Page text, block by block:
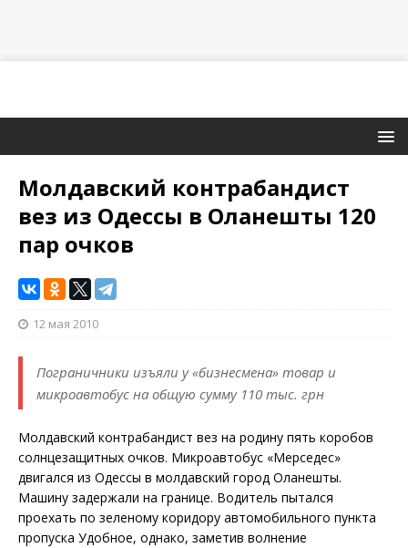
Молдавский контрабандист
вез из Одессы в Оланешты 120
пар очков
12 мая 2010
Пограничники изъяли у «бизнесмена» товар и
микроавтобус на общую сумму 110 тыс. грн
Молдавский контрабандист вез на родину пять коробов
солнцезащитных очков. Микроавтобус «Мерседес»
двигался из Одессы в молдавский город Оланешты.
Машину задержали на границе. Водитель пытался
проехать по зеленому коридору автомобильного пункта
пропуска Удобное, однако, заметив волнение